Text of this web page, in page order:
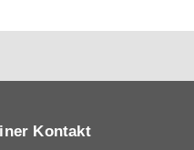
Kontakt